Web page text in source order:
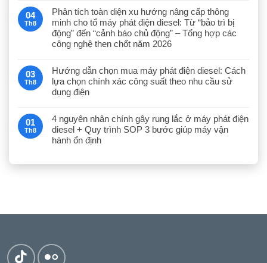
04
Th8
Phân tích toàn diện xu hướng nâng cấp thông
minh cho tổ máy phát điện diesel: Từ “bảo trì bị
động” đến “cảnh báo chủ động” – Tổng hợp các
công nghệ then chốt năm 2026
03
Th8
Hướng dẫn chọn mua máy phát điện diesel: Cách
lựa chọn chính xác công suất theo nhu cầu sử
dụng điện
01
Th8
4 nguyên nhân chính gây rung lắc ở máy phát điện
diesel + Quy trình SOP 3 bước giúp máy vận
hành ổn định